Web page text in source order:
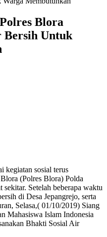
Blora
Bersih Untuk
kegiatan sosial terus
(Polres Blora) Polda
sekitar. Setelah beberapa waktu
di Desa Jepangrejo, serta
Selasa,( 01/10/2019) Siang
Mahasiswa Islam Indonesia
Bhakti Sosial Air